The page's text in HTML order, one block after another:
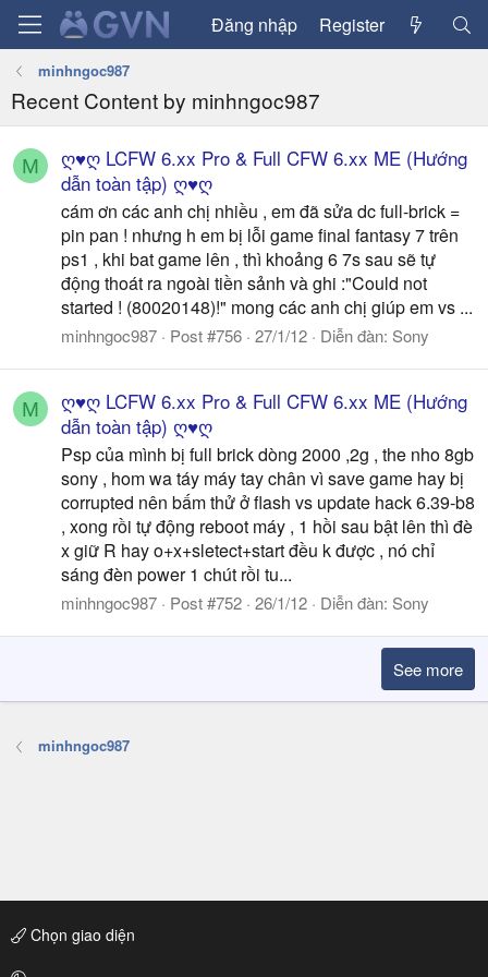
Đăng nhập Register
minhngoc987
Recent Content by minhngoc987
M
ღ♥ღ LCFW 6.xx Pro & Full CFW 6.xx ME (Hướng
dẫn toàn tập) ღ♥ღ
cám ơn các anh chị nhiều , em đã sửa dc full-brick =
pin pan ! nhưng h em bị lỗi game final fantasy 7 trên
ps1 , khi bat game lên , thì khoảng 6 7s sau sẽ tự
động thoát ra ngoài tiền sảnh và ghi :"Could not
started ! (80020148)!" mong các anh chị giúp em vs ...
minhngoc987 Post #756 27/1/12 Diễn đàn: Sony
M
ღ♥ღ LCFW 6.xx Pro & Full CFW 6.xx ME (Hướng
dẫn toàn tập) ღ♥ღ
Psp của mình bị full brick dòng 2000 ,2g , the nho 8gb
sony , hom wa táy máy tay chân vì save game hay bị
corrupted nên bấm thử ở flash vs update hack 6.39-b8
, xong rồi tự động reboot máy , 1 hồi sau bật lên thì đè
x giữ R hay o+x+sletect+start đều k được , nó chỉ
sáng đèn power 1 chút rồi tu...
minhngoc987 Post #752 26/1/12 Diễn đàn: Sony
See more
minhngoc987
Chọn giao diện